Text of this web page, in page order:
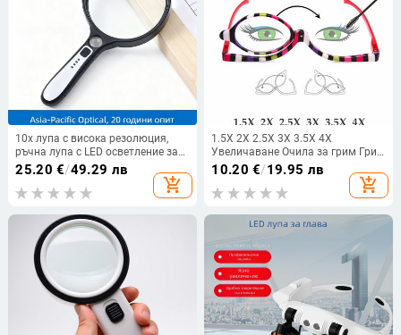
10x лупа с висока резолюция,
ръчна лупа с LED осветление за
четене и прецизна инспекция
25.20 €/49.29 лв
add_shopping_cart
1.5X 2X 2.5X 3X 3.5X 4X
Увеличаване Очила за грим Грим
за очи Очила Сгъваема надолу
леща Сгъваема козметична
дамска лупа за четене
10.20 €/19.95 лв
add_shopping_cart